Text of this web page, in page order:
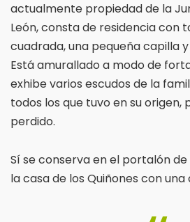
actualmente propiedad de la
León, consta de residencia con
cuadrada, una pequeña capilla
Está amurallado a modo de
exhibe varios escudos de la
todos los que tuvo en su origen,
perdido.
Sí se conserva en el portalón
la casa de los Quiñones con una